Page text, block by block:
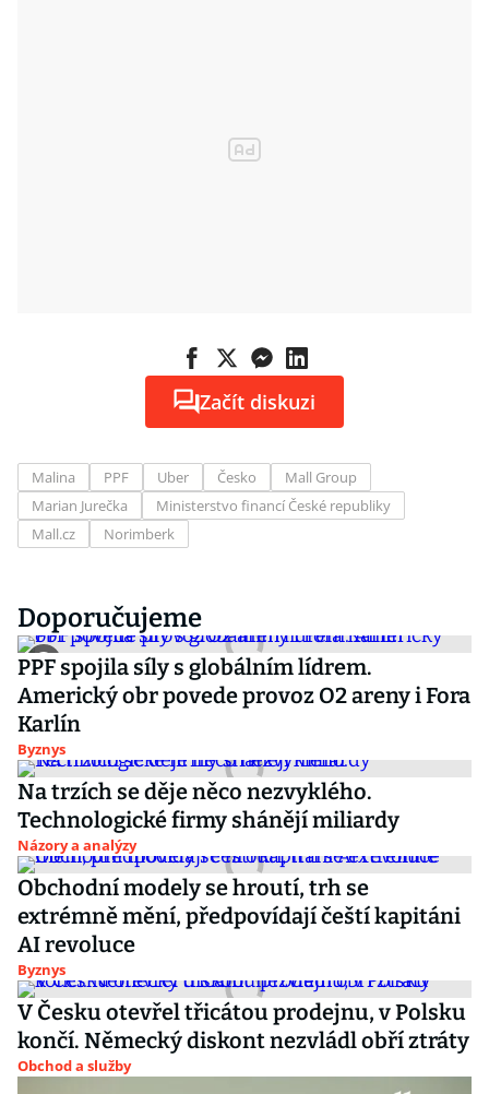
Začít diskuzi
Malina PPF Uber Česko
Mall Group
Marian Jurečka
Ministerstvo financí České republiky
Mall.cz
Norimberk
Doporučujeme
PPF spojila síly s globálním lídrem.
Americký obr povede provoz O2 areny i Fora
Karlín
Byznys
Na trzích se děje něco nezvyklého.
Technologické firmy shánějí miliardy
Názory a analýzy
Obchodní modely se hroutí, trh se
extrémně mění, předpovídají čeští kapitáni
AI revoluce
Byznys
V Česku otevřel třicátou prodejnu, v Polsku
končí. Německý diskont nezvládl obří ztráty
Obchod a služby